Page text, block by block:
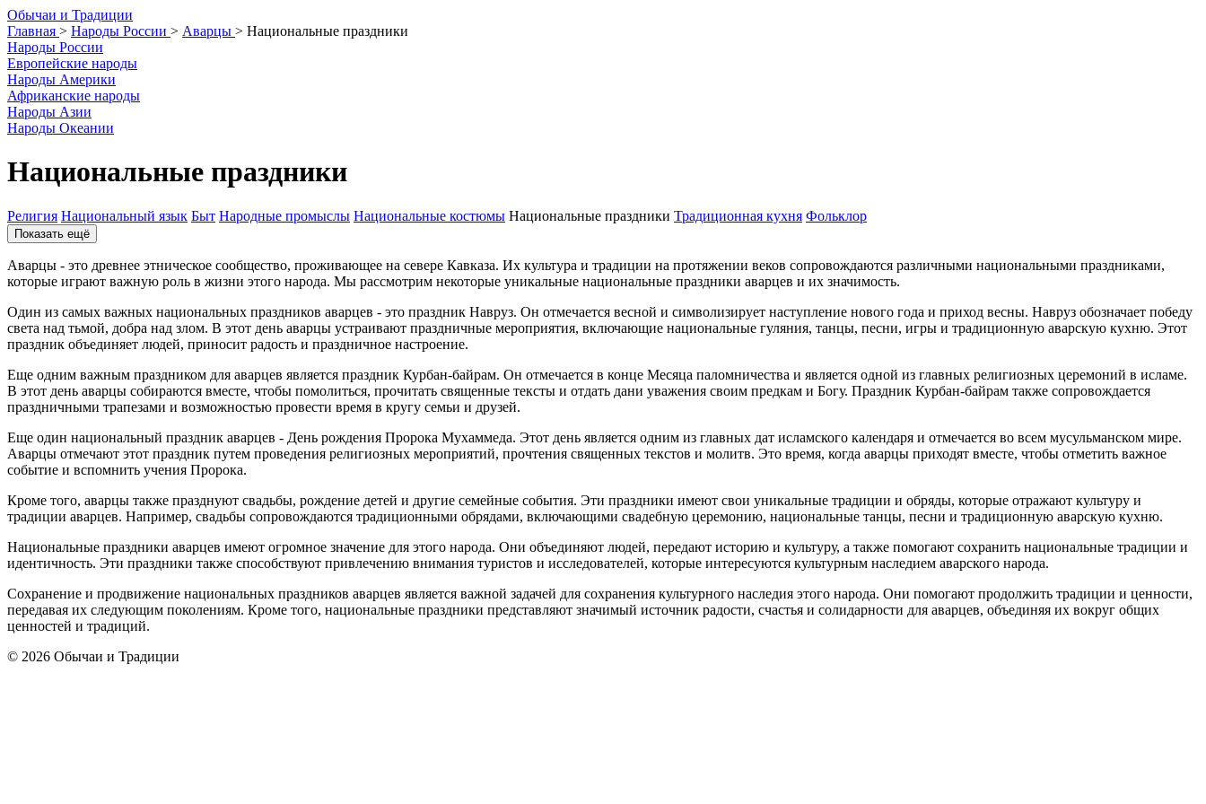
Обычаи и Традиции
Главная > Народы России > Аварцы > Национальные праздники
Народы России
Европейские народы
Народы Америки
Африканские народы
Народы Азии
Народы Океании
Национальные праздники
Религия Национальный язык Быт Народные промыслы Национальные костюмы Национальные праздники Традиционная кухня Фольклор
Показать ещё
Аварцы - это древнее этническое сообщество, проживающее на севере Кавказа. Их культура и традиции на протяжении веков сопровождаются различными национальными праздниками,
которые играют важную роль в жизни этого народа. Мы рассмотрим некоторые уникальные национальные праздники аварцев и их значимость.
Один из самых важных национальных праздников аварцев - это праздник Навруз. Он отмечается весной и символизирует наступление нового года и приход весны. Навруз обозначает победу
света над тьмой, добра над злом. В этот день аварцы устраивают праздничные мероприятия, включающие национальные гуляния, танцы, песни, игры и традиционную аварскую кухню. Этот
праздник объединяет людей, приносит радость и праздничное настроение.
Еще одним важным праздником для аварцев является праздник Курбан-байрам. Он отмечается в конце Месяца паломничества и является одной из главных религиозных церемоний в исламе.
В этот день аварцы собираются вместе, чтобы помолиться, прочитать священные тексты и отдать дани уважения своим предкам и Богу. Праздник Курбан-байрам также сопровождается
праздничными трапезами и возможностью провести время в кругу семьи и друзей.
Еще один национальный праздник аварцев - День рождения Пророка Мухаммеда. Этот день является одним из главных дат исламского календаря и отмечается во всем мусульманском мире.
Аварцы отмечают этот праздник путем проведения религиозных мероприятий, прочтения священных текстов и молитв. Это время, когда аварцы приходят вместе, чтобы отметить важное
событие и вспомнить учения Пророка.
Кроме того, аварцы также празднуют свадьбы, рождение детей и другие семейные события. Эти праздники имеют свои уникальные традиции и обряды, которые отражают культуру и
традиции аварцев. Например, свадьбы сопровождаются традиционными обрядами, включающими свадебную церемонию, национальные танцы, песни и традиционную аварскую кухню.
Национальные праздники аварцев имеют огромное значение для этого народа. Они объединяют людей, передают историю и культуру, а также помогают сохранить национальные традиции и
идентичность. Эти праздники также способствуют привлечению внимания туристов и исследователей, которые интересуются культурным наследием аварского народа.
Сохранение и продвижение национальных праздников аварцев является важной задачей для сохранения культурного наследия этого народа. Они помогают продолжить традиции и ценности,
передавая их следующим поколениям. Кроме того, национальные праздники представляют значимый источник радости, счастья и солидарности для аварцев, объединяя их вокруг общих
ценностей и традиций.
© 2026 Обычаи и Традиции